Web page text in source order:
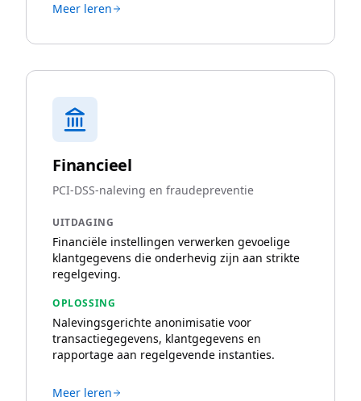
Meer leren
Financieel
PCI-DSS-naleving en fraudepreventie
UITDAGING
Financiële instellingen verwerken gevoelige
klantgegevens die onderhevig zijn aan strikte
regelgeving.
OPLOSSING
Nalevingsgerichte anonimisatie voor
transactiegegevens, klantgegevens en
rapportage aan regelgevende instanties.
Meer leren